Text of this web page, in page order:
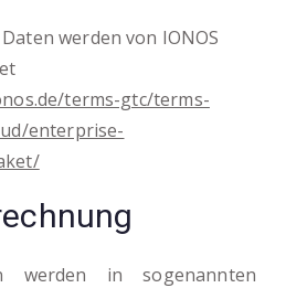
werden von IONOS
terms-gtc/terms-
enterprise-
werden in sogenannten